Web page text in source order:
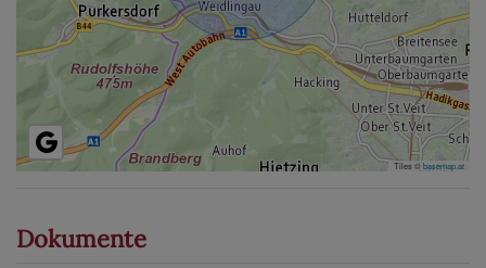
Tiles ©basemap.at
Dokumente